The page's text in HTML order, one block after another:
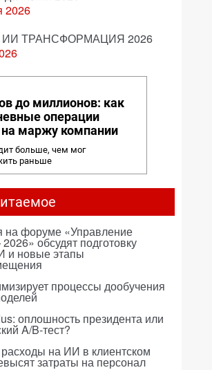
2026
ИИ ТРАНСФОРМАЦИЯ 2026
до миллионов: как
операции
маржу компании
больше, чем мог
раньше
на форуме «Управление
обсудят подготовку
и новые этапы
процессы дообучения
оплошность президента или
A/B-тест?
расходы на ИИ в клиентском
затраты на персонал